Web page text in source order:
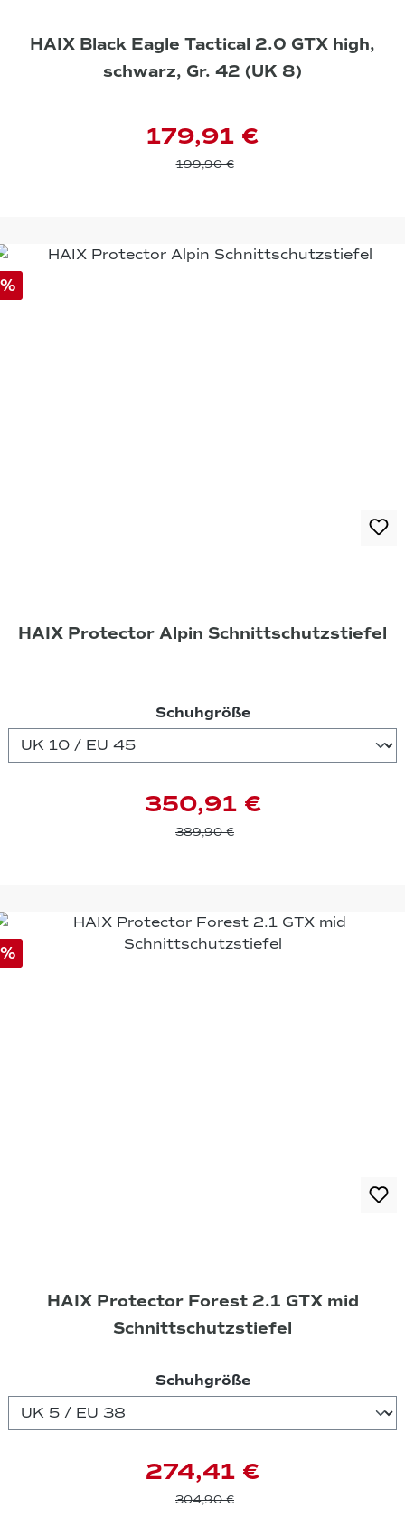
HAIX Black Eagle Tactical 2.0 GTX high,
schwarz, Gr. 42 (UK 8)
179,91 €
199,90 €
%
HAIX Protector Alpin Schnittschutzstiefel
Schuhgrößeauswählen
350,91 €
389,90 €
%
HAIX Protector Forest 2.1 GTX mid
Schnittschutzstiefel
Schuhgrößeauswählen
274,41 €
304,90 €